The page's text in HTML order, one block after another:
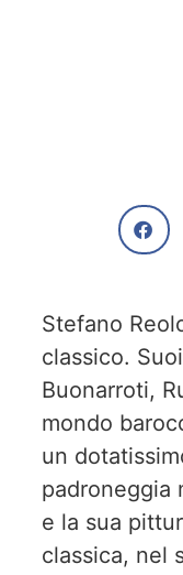
Stefano
classico.
Buonarroti,
mondo
un
padroneggia
e la sua
classica, nel